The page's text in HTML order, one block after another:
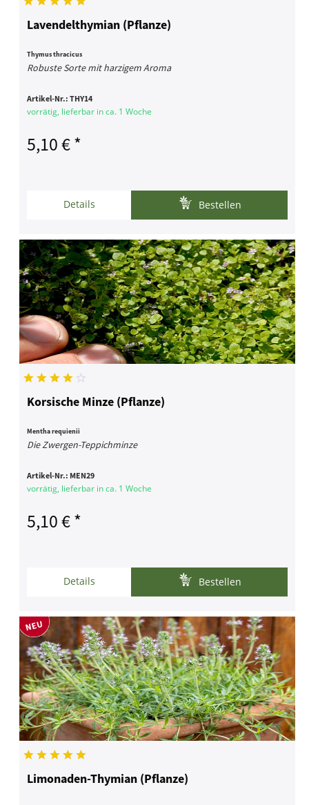
Lavendelthymian (Pflanze)
Thymus thracicus
Robuste Sorte mit harzigem Aroma
Artikel-Nr.:THY14
vorrätig, lieferbar in ca. 1 Woche
5,10 € *
Details Bestellen
Korsische Minze (Pflanze)
Mentha requienii
Die Zwergen-Teppichminze
Artikel-Nr.: MEN29
vorrätig, lieferbar in ca. 1 Woche
5,10 € *
Details Bestellen
Limonaden-Thymian (Pflanze)